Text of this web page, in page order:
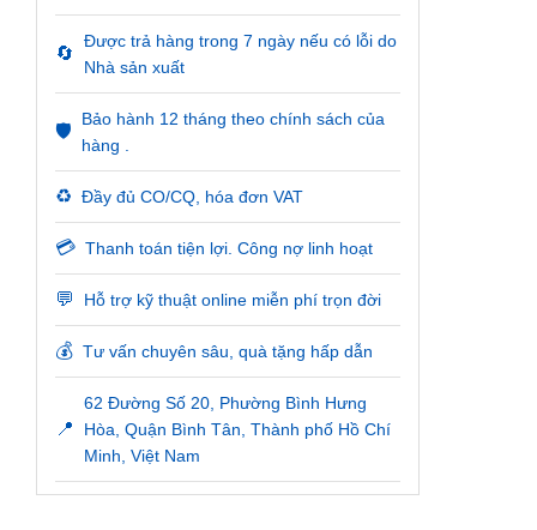
🔄
Được trả hàng trong 7 ngày nếu có lỗi do
Nhà sản xuất
🛡️
Bảo hành 12 tháng theo chính sách của
hàng .
♻️ Đầy đủ CO/CQ, hóa đơn VAT
💳 Thanh toán tiện lợi. Công nợ linh hoạt
💬 Hỗ trợ kỹ thuật online miễn phí trọn đời
💰 Tư vấn chuyên sâu, quà tặng hấp dẫn
📍
62 Đường Số 20, Phường Bình Hưng
Hòa, Quận Bình Tân, Thành phố Hồ Chí
Minh, Việt Nam